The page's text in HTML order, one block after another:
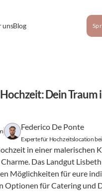
unsBlog
Dein
Federico De Ponte
Experte für Hochzeitslocation
in einer malerischen
Das Landgut
Möglichkeiten für eure
Optionen für Catering und